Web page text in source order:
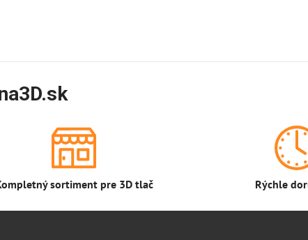
sortiment pre 3D tlač Rýchle